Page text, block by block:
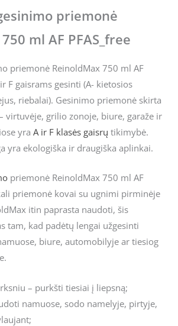
priemonė
ml AF PFAS_free
priemonė ReinoldMax 750 ml AF
F gaisrams gesinti (A- kietosios
riebalai). Gesinimo priemonė skirta
virtuvėje, grilio zonoje, biure, garaže ir
yra A ir F klasės gaisrų tikimybė.
yra ekologiška ir draugiška aplinkai.
priemonė ReinoldMax 750 ml AF
priemonė kovai su ugnimi pirminėje
itin paprasta naudoti, šis
tam, kad padėtų lengai užgesinti
biure, automobilyje ar tiesiog
– purkšti tiesiai į liepsną;
namuose, sodo namelyje, pirtyje,